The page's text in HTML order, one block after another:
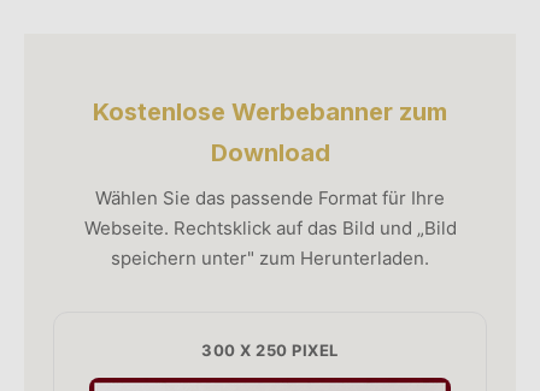
Kostenlose Werbebanner zum
Download
Wählen Sie das passende Format für Ihre
Webseite. Rechtsklick auf das Bild und „Bild
speichern unter" zum Herunterladen.
300 X 250 PIXEL